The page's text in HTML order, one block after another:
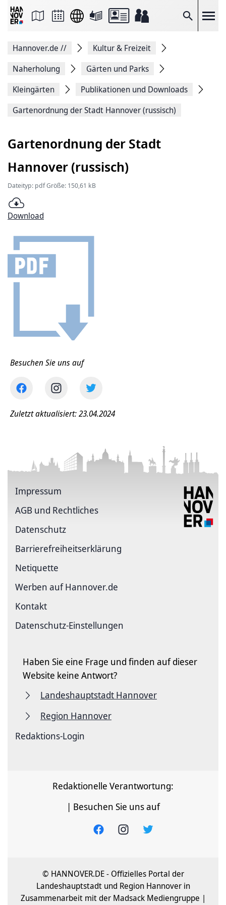
Suche
Seite
Facebook
teilen
Seitenlink
Seite
Hannover.de //
Kultur & Freizeit
Naherholung
Gärten und Parks
Kleingärten
Publikationen und Downloads
Gartenordnung der Stadt Hannover (russisch)
Gartenordnung der Stadt
Hannover (russisch)
Dateityp: pdf Größe: 150,61 kB
Download
Besuchen Sie uns auf
Zuletzt aktualisiert: 23.04.2024
Impressum
AGB und Rechtliches
Datenschutz
Barriere­freiheits­erklärung
Netiquette
Werben auf Hannover.de
Kontakt
Datenschutz-Einstellungen
Haben Sie eine Frage und finden auf dieser
Website keine Antwort?
Landeshauptstadt Hannover
Region Hannover
Redaktions-Login
Redaktionelle Verantwortung:
| Besuchen Sie uns auf
© HANNOVER.DE - Offizielles Portal der
Landeshauptstadt und Region Hannover in
Zusammenarbeit mit der Madsack Mediengruppe |